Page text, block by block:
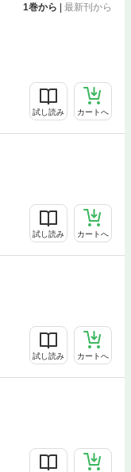
1巻から | 最新刊から
試し読み カートへ
試し読み カートへ
試し読み カートへ